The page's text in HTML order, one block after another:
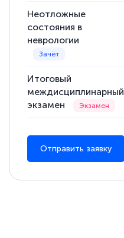
Неотложные
состояния в
неврологии
Итоговый
междисциплинарный
экзамен
Отправить заявку